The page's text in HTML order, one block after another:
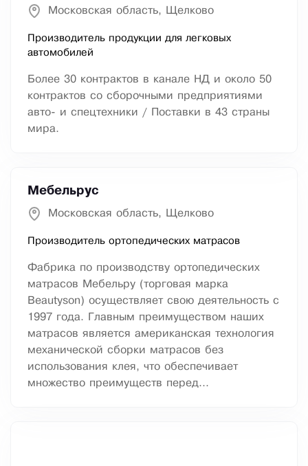
Московская область, Щелково
Производитель продукции для легковых
автомобилей
Более 30 контрактов в канале НД и около 50
контрактов со сборочными предприятиями
авто- и спецтехники / Поставки в 43 страны
мира.
Мебельрус
Московская область, Щелково
Производитель ортопедических матрасов
Фабрика по производству ортопедических
матрасов Мебельру (торговая марка
Beautyson) осуществляет свою деятельность с
1997 года. Главным преимуществом наших
матрасов является американская технология
механической сборки матрасов без
использования клея, что обеспечивает
множество преимуществ перед...